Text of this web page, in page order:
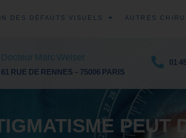
DES DÉFAUTS VISUELS AUTRES
Docteur Marc Weiser
61 RUE DE RENNES – 75006 PARIS
01
PEUT